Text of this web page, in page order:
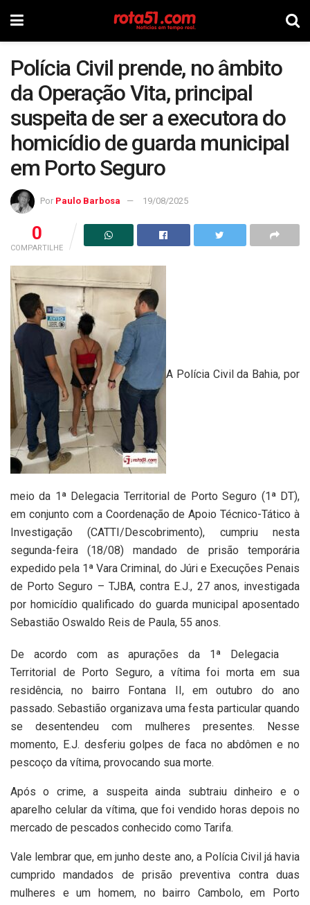
Polícia Civil prende, no âmbito
da Operação Vita, principal
suspeita de ser a executora do
homicídio de guarda municipal
em Porto Seguro
Por Paulo Barbosa 19/08/2025
0
COMPARTILHE
A Polícia Civil da Bahia, por
meio da 1ª Delegacia Territorial de Porto Seguro (1ª DT),
em conjunto com a Coordenação de Apoio Técnico-Tático à
Investigação (CATTI/Descobrimento), cumpriu nesta
segunda-feira (18/08) mandado de prisão temporária
expedido pela 1ª Vara Criminal, do Júri e Execuções Penais
de Porto Seguro – TJBA, contra E.J., 27 anos, investigada
por homicídio qualificado do guarda municipal aposentado
Sebastião Oswaldo Reis de Paula, 55 anos.
De acordo com as apurações da 1ª Delegacia
Territorial de Porto Seguro, a vítima foi morta em sua
residência, no bairro Fontana II, em outubro do ano
passado. Sebastião organizava uma festa particular quando
se desentendeu com mulheres presentes. Nesse
momento, E.J. desferiu golpes de faca no abdômen e no
pescoço da vítima, provocando sua morte.
Após o crime, a suspeita ainda subtraiu dinheiro e o
aparelho celular da vítima, que foi vendido horas depois no
mercado de pescados conhecido como Tarifa.
Vale lembrar que, em junho deste ano, a Polícia Civil já havia
cumprido mandados de prisão preventiva contra duas
mulheres e um homem, no bairro Cambolo, em Porto